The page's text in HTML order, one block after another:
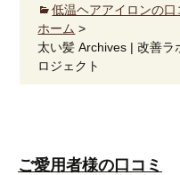
低温ヘアアイロンの口
ホーム >
太い髪 Archives | 改善
ロジェクト
ご愛用者様の口コミ